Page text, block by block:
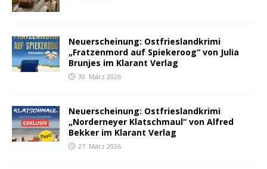
Neuerscheinung: Ostfrieslandkrimi
„Fratzenmord auf Spiekeroog“ von Julia
Brunjes im Klarant Verlag
30. März 2026
Neuerscheinung: Ostfrieslandkrimi
„Norderneyer Klatschmaul“ von Alfred
Bekker im Klarant Verlag
27. März 2026